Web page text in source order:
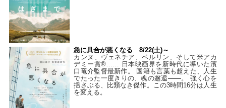
急に具合が悪くなる 8/22(土)～
カンヌ、ヴェネチア、ベルリン、そして米アカ
デミー賞®…… 日本映画界を新時代に導いた濱
口竜介監督最新作。 国籍も言葉も超えた、人生
でたった一度きりの、魂の邂逅――。 強く心を
揺さぶる、比類なき傑作。この3時間16分は人生
を変える。